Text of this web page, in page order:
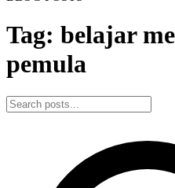
Tag: belajar
pemula